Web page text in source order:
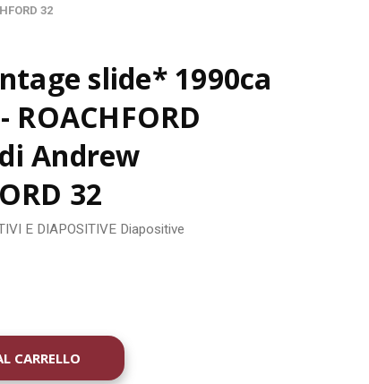
32
slide* 1990ca
ROACHFORD
Andrew
32
E DIAPOSITIVE Diapositive